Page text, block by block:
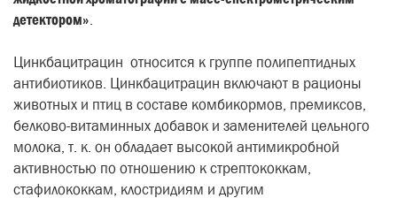
детектором».
Цинкбацитрацин относится к группе полипептидных
антибиотиков. Цинкбацитрацин включают в рационы
животных и птиц в составе комбикормов, премиксов,
белково-витаминных добавок и заменителей цельного
молока, т. к. он обладает высокой антимикробной
активностью по отношению к стрептококкам,
стафилококкам, клостридиям и другим